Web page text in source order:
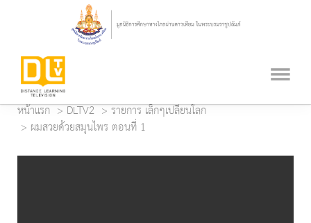
หน้าแรก DLTV2
รายการ เล็กๆเปลี่ยนโลก
ผมสวยด้วยสมุนไพร ตอนที่ 1